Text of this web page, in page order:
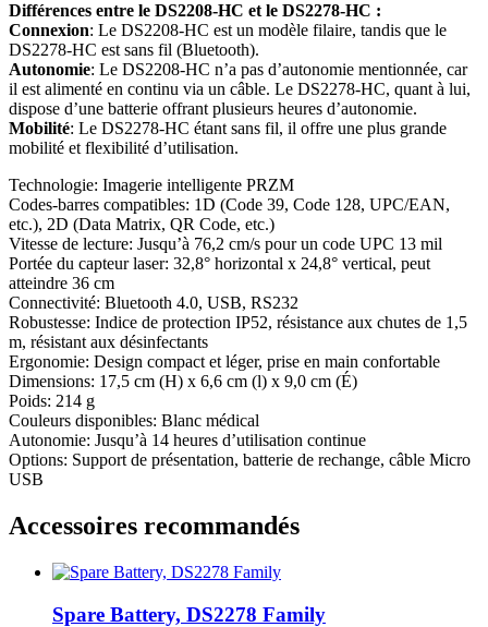
Différences entre le DS2208-HC et le DS2278-HC :
Connexion: Le DS2208-HC est un modèle filaire, tandis que le
DS2278-HC est sans fil (Bluetooth).
Autonomie: Le DS2208-HC n’a pas d’autonomie mentionnée, car
il est alimenté en continu via un câble. Le DS2278-HC, quant à lui,
dispose d’une batterie offrant plusieurs heures d’autonomie.
Mobilité: Le DS2278-HC étant sans fil, il offre une plus grande
mobilité et flexibilité d’utilisation.
Technologie: Imagerie intelligente PRZM
Codes-barres compatibles: 1D (Code 39, Code 128, UPC/EAN,
etc.), 2D (Data Matrix, QR Code, etc.)
Vitesse de lecture: Jusqu’à 76,2 cm/s pour un code UPC 13 mil
Portée du capteur laser: 32,8° horizontal x 24,8° vertical, peut
atteindre 36 cm
Connectivité: Bluetooth 4.0, USB, RS232
Robustesse: Indice de protection IP52, résistance aux chutes de 1,5
m, résistant aux désinfectants
Ergonomie: Design compact et léger, prise en main confortable
Dimensions: 17,5 cm (H) x 6,6 cm (l) x 9,0 cm (É)
Poids: 214 g
Couleurs disponibles: Blanc médical
Autonomie: Jusqu’à 14 heures d’utilisation continue
Options: Support de présentation, batterie de rechange, câble Micro
USB
Accessoires recommandés
Spare Battery, DS2278 Family